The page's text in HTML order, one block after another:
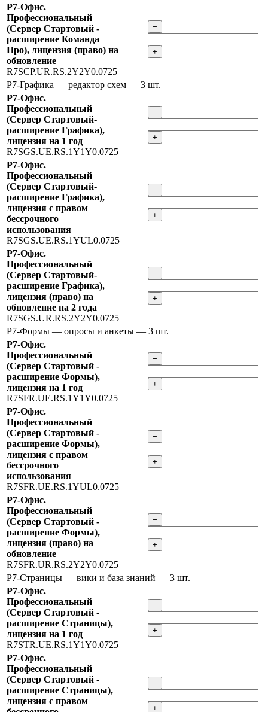
Р7-Офис.
Профессиональный
(Сервер Стартовый -
расширение Команда
Про), лицензия (право) на
обновление
R7SCP.UR.RS.2Y2Y0.0725
−
+
Р7-Графика — редактор схем — 3 шт.
Р7-Офис.
Профессиональный
(Сервер Стартовый-
расширение Графика),
лицензия на 1 год
R7SGS.UE.RS.1Y1Y0.0725
−
+
Р7-Офис.
Профессиональный
(Сервер Стартовый-
расширение Графика),
лицензия с правом
бессрочного
использования
R7SGS.UE.RS.1YUL0.0725
−
+
Р7-Офис.
Профессиональный
(Сервер Стартовый-
расширение Графика),
лицензия (право) на
обновление на 2 года
R7SGS.UR.RS.2Y2Y0.0725
−
+
Р7-Формы — опросы и анкеты — 3 шт.
Р7-Офис.
Профессиональный
(Сервер Стартовый -
расширение Формы),
лицензия на 1 год
R7SFR.UE.RS.1Y1Y0.0725
−
+
Р7-Офис.
Профессиональный
(Сервер Стартовый -
расширение Формы),
лицензия с правом
бессрочного
использования
R7SFR.UE.RS.1YUL0.0725
−
+
Р7-Офис.
Профессиональный
(Сервер Стартовый -
расширение Формы),
лицензия (право) на
обновление
R7SFR.UR.RS.2Y2Y0.0725
−
+
Р7-Страницы — вики и база знаний — 3 шт.
Р7-Офис.
Профессиональный
(Сервер Стартовый -
расширение Страницы),
лицензия на 1 год
R7STR.UE.RS.1Y1Y0.0725
−
+
Р7-Офис.
Профессиональный
(Сервер Стартовый -
расширение Страницы),
лицензия с правом
−
+